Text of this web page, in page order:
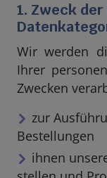
1. Zweck
Wir werden
Ihrer
Zwecken
zur
Bestellungen
ihnen